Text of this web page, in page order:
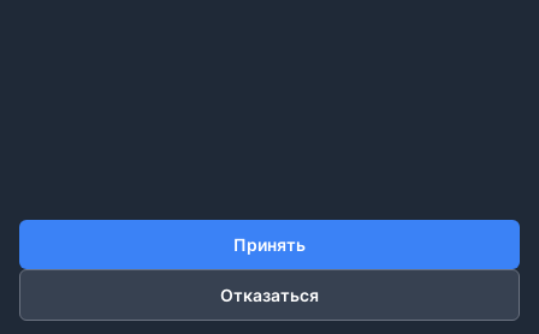
ПОЛИТИКА ОБРАБОТКИ ПЕРСОНАЛЬНЫХ ДАННЫХ
©2011-2026 ДОСКАЖАЛОБ.РФ
Принять
Отказаться